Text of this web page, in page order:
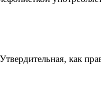
как